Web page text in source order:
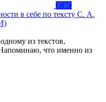
ОГЭ
в себе по тексту С. А.
из текстов,
что именно из